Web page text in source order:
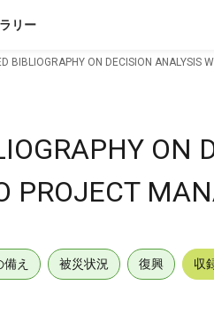
リー
BIBLIOGRAPHY ON DECISION ANALYSIS
ON
PROJECT
え 被災状況 復興 収